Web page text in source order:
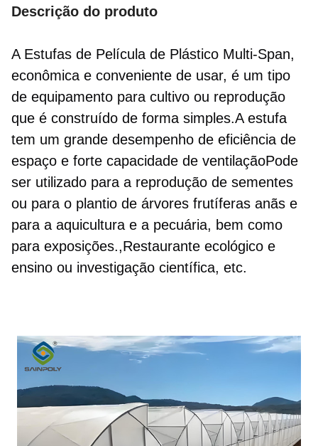
Descrição do produto
A Estufas de Película de Plástico Multi-Span,
econômica e conveniente de usar, é um tipo
de equipamento para cultivo ou reprodução
que é construído de forma simples.A estufa
tem um grande desempenho de eficiência de
espaço e forte capacidade de ventilaçãoPode
ser utilizado para a reprodução de sementes
ou para o plantio de árvores frutíferas anãs e
para a aquicultura e a pecuária, bem como
para exposições.,Restaurante ecológico e
ensino ou investigação científica, etc.